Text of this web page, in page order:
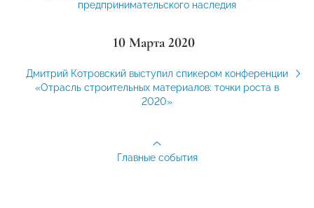
предпринимательского наследия
10 Марта 2020
Дмитрий Котровский выступил спикером конференции
«Отрасль строительных материалов: точки роста в
2020»
Главные события